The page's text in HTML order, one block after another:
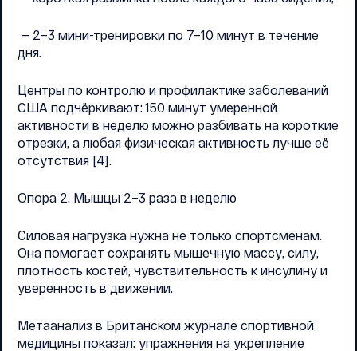
— 2–3 мини-тренировки по 7–10 минут в течение
дня.
Центры по контролю и профилактике заболеваний
США подчёркивают: 150 минут умеренной
активности в неделю можно разбивать на короткие
отрезки, а любая физическая активность лучше её
отсутствия [4].
Опора 2. Мышцы 2–3 раза в неделю
Силовая нагрузка нужна не только спортсменам.
Она помогает сохранять мышечную массу, силу,
плотность костей, чувствительность к инсулину и
уверенность в движении.
Метаанализ в Британском журнале спортивной
медицины показал: упражнения на укрепление